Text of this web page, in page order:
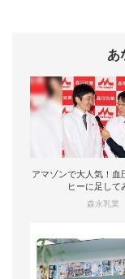
あ
アマゾンで大人気！血
ヒーに足して
森永乳業